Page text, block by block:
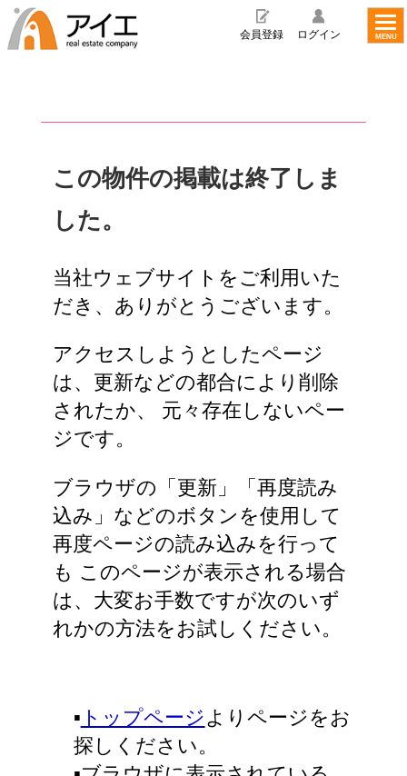
MENU
会員登録 ログイン
この物件の掲載は終了しま
した。
当社ウェブサイトをご利用いた
だき、ありがとうございます。
アクセスしようとしたページ
は、更新などの都合により削除
されたか、
元々存在しないペー
ジです。
ブラウザの「更新」「再度読み
込み」などのボタンを使用して
再度ページの読み込みを行って
も このページが表示される場合
は、大変お手数ですが次のいず
れかの方法をお試しください。
▪️ トップページよりページをお
探しください。